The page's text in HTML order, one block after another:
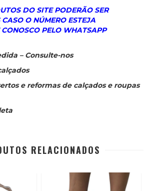
DO SITE PODERÃO SER
O NÚMERO ESTEJA
PELO WHATSAPP
– Consulte-nos
e reformas de calçados e roupas
RELACIONADOS